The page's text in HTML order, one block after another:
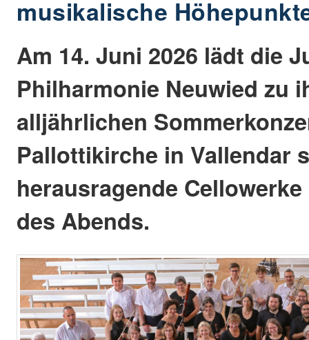
musikalische
Am 14. Juni 2026 lädt die
Philharmonie Neuwied zu
alljährlichen
Pallottikirche in Vallendar
herausragende
des Abends.